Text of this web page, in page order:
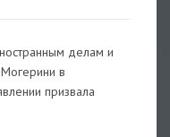
делам и
в
призвала